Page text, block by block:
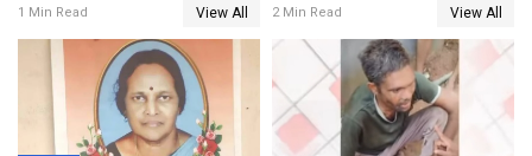
1 Min Read View All
അംഗ സംഘമെന്ന് വിവരം
2 Min Read View All